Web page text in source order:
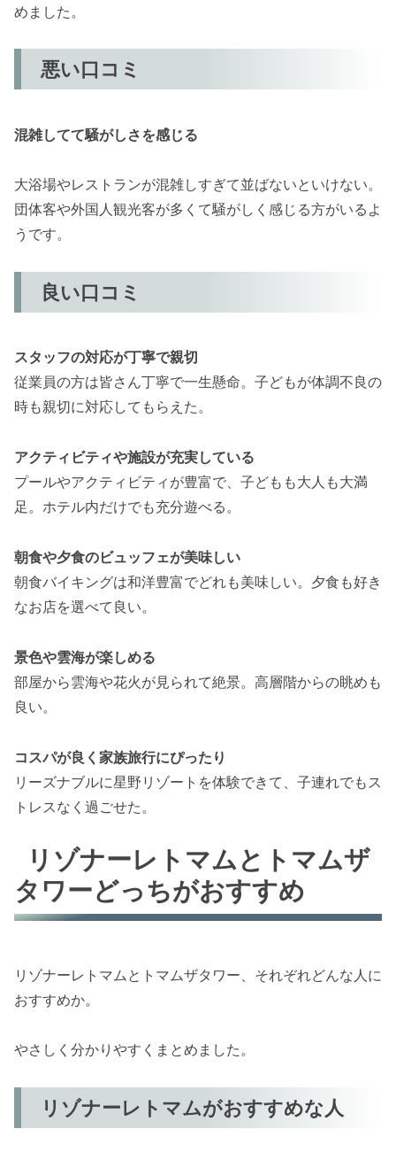
めました。
悪い口コミ
混雑してて騒がしさを感じる
大浴場やレストランが混雑しすぎて並ばないといけない。
団体客や外国人観光客が多くて騒がしく感じる方がいるよ
うです。
良い口コミ
スタッフの対応が丁寧で親切
従業員の方は皆さん丁寧で一生懸命。子どもが体調不良の
時も親切に対応してもらえた。
アクティビティや施設が充実している
プールやアクティビティが豊富で、子どもも大人も大満
足。ホテル内だけでも充分遊べる。
朝食や夕食のビュッフェが美味しい
朝食バイキングは和洋豊富でどれも美味しい。夕食も好き
なお店を選べて良い。
景色や雲海が楽しめる
部屋から雲海や花火が見られて絶景。高層階からの眺めも
良い。
コスパが良く家族旅行にぴったり
リーズナブルに星野リゾートを体験できて、子連れでもス
トレスなく過ごせた。
リゾナーレトマムとトマムザ
タワーどっちがおすすめ
リゾナーレトマムとトマムザタワー、それぞれどんな人に
おすすめか。
やさしく分かりやすくまとめました。
リゾナーレトマムがおすすめな人